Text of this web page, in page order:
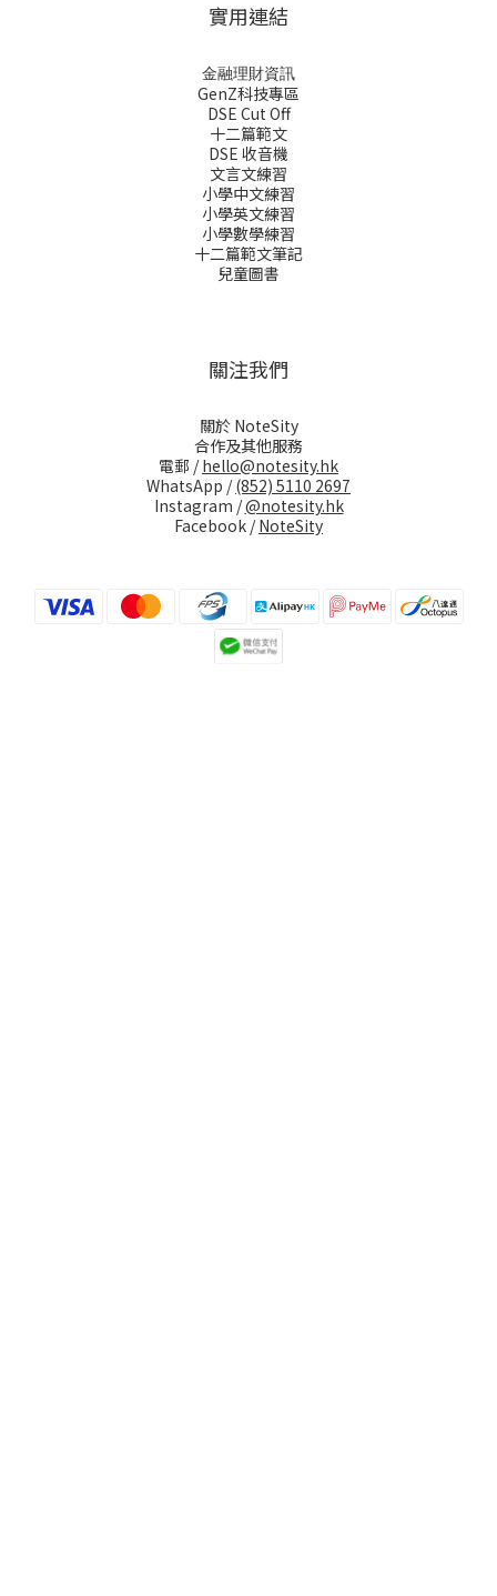
實用連結
金融理財資訊
GenZ科技專區
DSE Cut Off
十二篇範文
DSE 收音機
文言文練習
小學中文練習
小學英文練習
小學數學練習
十二篇範文筆記
兒童圖書
關注我們
關於 NoteSity
合作及其他服務
電郵 /hello@notesity.hk
WhatsApp /(852) 5110 2697
Instagram /@notesity.hk
Facebook /NoteSity